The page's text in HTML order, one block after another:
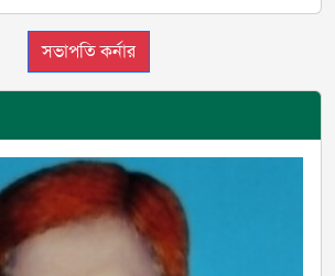
সভাপতি কর্নার